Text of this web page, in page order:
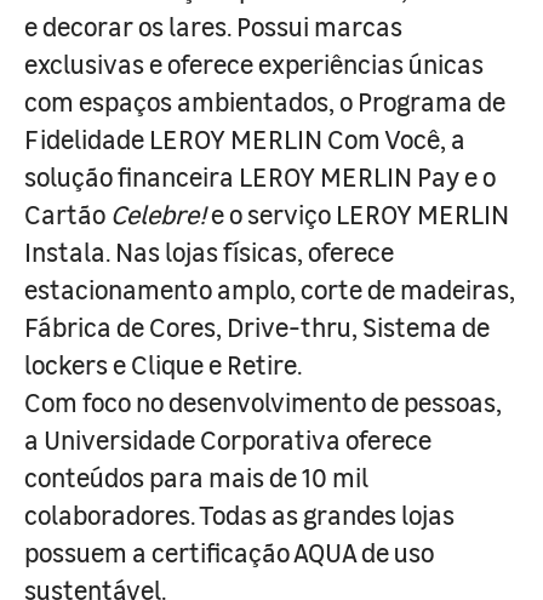
e decorar os lares. Possui marcas
exclusivas e oferece experiências únicas
com espaços ambientados, o Programa de
Fidelidade LEROY MERLIN Com Você, a
solução financeira LEROY MERLIN Pay e o
Cartão Celebre!e o serviço LEROY MERLIN
Instala. Nas lojas físicas, oferece
estacionamento amplo, corte de madeiras,
Fábrica de Cores, Drive-thru, Sistema de
lockers e Clique e Retire.
Com foco no desenvolvimento de pessoas,
a Universidade Corporativa oferece
conteúdos para mais de 10 mil
colaboradores. Todas as grandes lojas
possuem a certificação AQUA de uso
sustentável.